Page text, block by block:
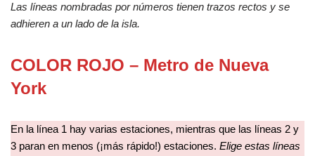
Las líneas nombradas por números tienen trazos rectos y se
adhieren a un lado de la isla.
COLOR ROJO – Metro de Nueva
York
En la línea 1 hay varias estaciones, mientras que las líneas 2 y
3 paran en menos (¡más rápido!) estaciones. Elige estas líneas